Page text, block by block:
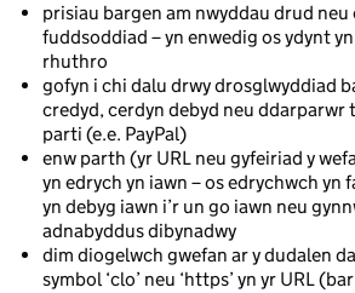
prisiau bargen am nwyddau drud neu
fuddsoddiad – yn enwedig os ydynt
rhuthro
gofyn i chi dalu drwy drosglwyddiad
credyd, cerdyn debyd neu ddarparwr
parti (e.e. PayPal)
enw parth (yr URL neu gyfeiriad y
yn edrych yn iawn – os edrychwch yn
yn debyg iawn i’r un go iawn neu
adnabyddus dibynadwy
dim diogelwch gwefan ar y dudalen
symbol ‘clo’ neu ‘https’ yn yr URL